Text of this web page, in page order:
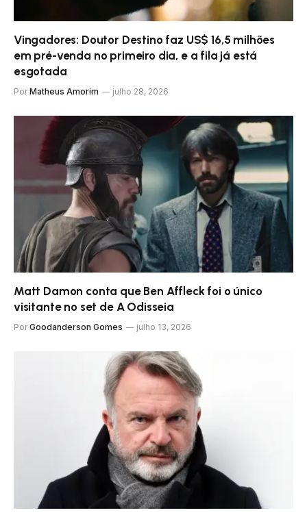
Vingadores: Doutor Destino faz US$ 16,5 milhões
em pré-venda no primeiro dia, e a fila já está
esgotada
Por Matheus Amorim julho 28, 2026
Matt Damon conta que Ben Affleck foi o único
visitante no set de A Odisseia
Por Goodanderson Gomes julho 13, 2026